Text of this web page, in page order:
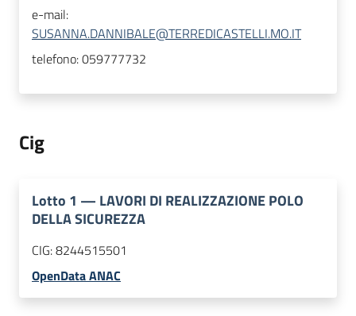
e-mail:
SUSANNA.DANNIBALE@TERREDICASTELLI.MO.IT
telefono:059777732
Cig
Lotto 1 — LAVORI DI REALIZZAZIONE POLO
DELLA SICUREZZA
CIG:8244515501
OpenData ANAC